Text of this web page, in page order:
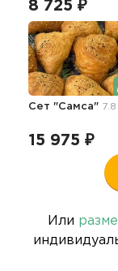
8 725 ₽
Сет "Самса" 7.8
15 975 ₽
Или